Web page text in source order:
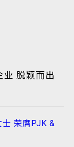
业 脱颖而出